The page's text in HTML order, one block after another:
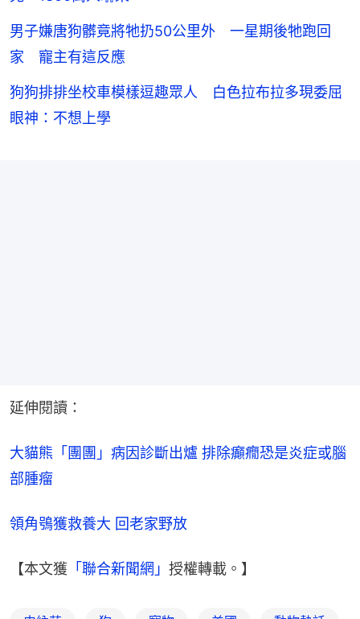
男子嫌唐狗髒竟將牠扔50公里外 一星期後牠跑回
家 寵主有這反應
狗狗排排坐校車模樣逗趣眾人 白色拉布拉多現委屈
眼神：不想上學
延伸閱讀：
大貓熊「團團」病因診斷出爐 排除癲癇恐是炎症或腦
部腫瘤
領角鴞獲救養大 回老家野放
【本文獲 「聯合新聞網」 授權轉載。】